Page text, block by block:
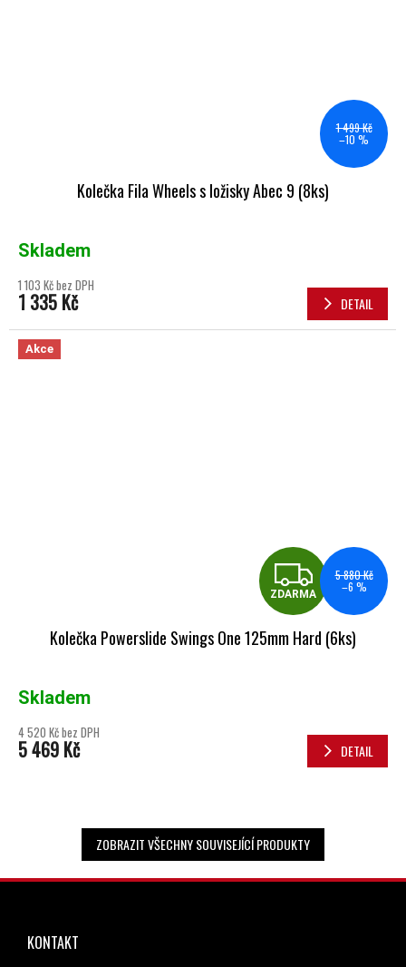
1 499 Kč
–10 %
Kolečka Fila Wheels s ložisky Abec 9 (8ks)
Skladem
1 103 Kč bez DPH
1 335 Kč DETAIL
Akce
ZDARMA
5 880 Kč
–6 %
Kolečka Powerslide Swings One 125mm Hard (6ks)
Skladem
4 520 Kč bez DPH
5 469 Kč DETAIL
ZOBRAZIT VŠECHNY SOUVISEJÍCÍ PRODUKTY
ZÁPATÍ
KONTAKT